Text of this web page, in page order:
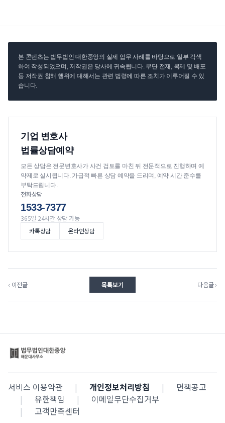
본 콘텐츠는 법무법인 대한중앙의 실제 업무 사례를 바탕으로 일부 각색
하여 작성되었으며, 저작권은 당사에 귀속됩니다. 무단 전재, 복제 및 배포
등 저작권 침해 행위에 대해서는 관련 법령에 따른 조치가 이루어질 수 있
습니다.
기업 변호사
법률상담예약
모든 상담은 전문변호사가 사건 검토를 마친 뒤 전문적으로 진행하며 예
약제로 실시됩니다. 가급적 빠른 상담 예약을 드리며, 예약 시간 준수를
부탁드립니다.
전화상담
1533-7377
365일 24시간 상담 가능
카톡상담
온라인상담
‹ 이전글 목록보기 다음글 ›
서비스 이용약관 | 개인정보처리방침 |
면책공고
|
유한책임 |
이메일무단수집거부
|
고객만족센터